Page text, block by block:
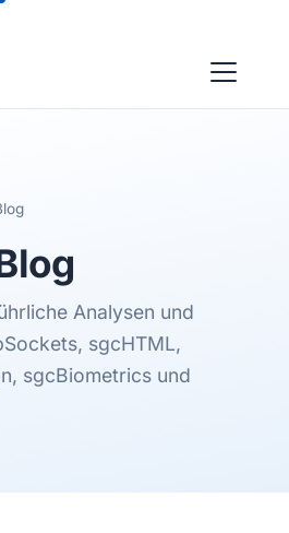
Analysen und
sgcHTML,
sgcBiometrics und